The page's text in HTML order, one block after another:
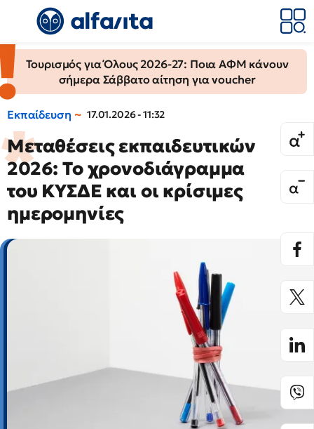
Τουρισμός για Όλους 2026-27: Ποια ΑΦΜ κάνουν
σήμερα Σάββατο αίτηση για voucher
Εκπαίδευση 17.01.2026 - 11:32
Μεταθέσεις εκπαιδευτικών
2026: Το χρονοδιάγραμμα
του ΚΥΣΔΕ και οι κρίσιμες
ημερομηνίες